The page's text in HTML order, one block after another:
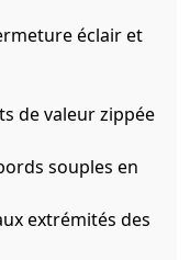
éclair et
de valeur zippée
souples en
extrémités des